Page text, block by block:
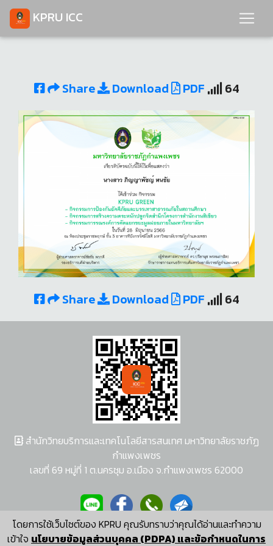
KPRU ICC
Share Download PDF 64
Share Download PDF 64
โดยการใช้เว็บไซต์ของ KPRU คุณรับทราบว่าคุณได้อ่านและทำความ
เข้าใจ นโยบายข้อมูลส่วนบุคคล (PDPA) และข้อกำหนดในการ
สำนักวิทยบริการและเทคโนโลยีสารสนเทศ มหาวิทยาลัยราชภัฏ
กำแพงเพชร
เลขที่ 69 หมู่ที่ 1 ต.นครชุม อ.เมือง จ.กำแพงเพชร 62000
ผู้พัฒนาระบบ อนุชา พวงผกา